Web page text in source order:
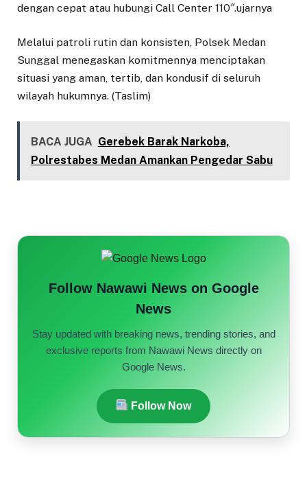
dengan cepat atau hubungi Call Center 110″.ujarnya
Melalui patroli rutin dan konsisten, Polsek Medan
Sunggal menegaskan komitmennya menciptakan
situasi yang aman, tertib, dan kondusif di seluruh
wilayah hukumnya. (Taslim)
BACA JUGA Gerebek Barak Narkoba,
Polrestabes Medan Amankan Pengedar Sabu
Follow Nawawi News on Google
News
Stay updated with breaking news, trending stories, and
exclusive reports from Nawawi News directly on
Google News.
Follow Now